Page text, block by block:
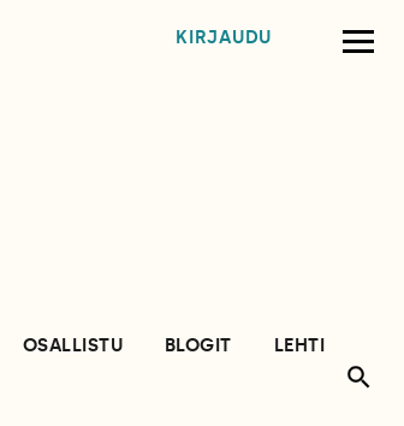
KIRJAUDU
OSALLISTU BLOGIT
LEHTI